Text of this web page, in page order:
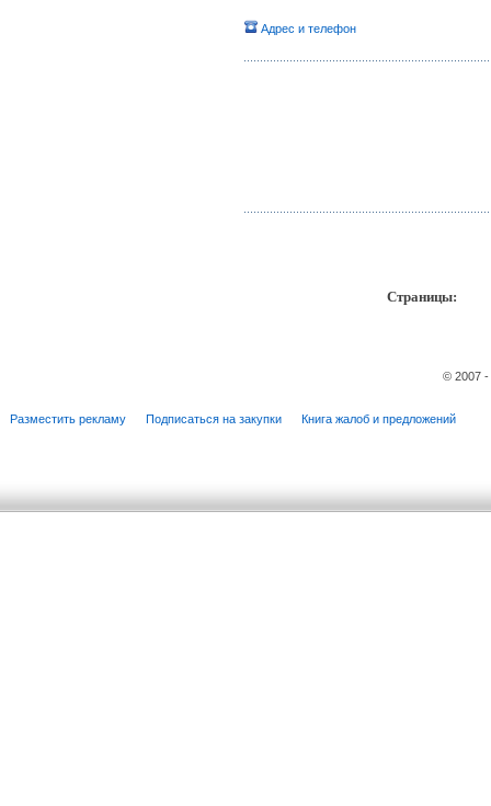
Адрес и телефон
Страницы:
© 2007
Разместить рекламу Подписаться на закупки Книга жалоб и предложений